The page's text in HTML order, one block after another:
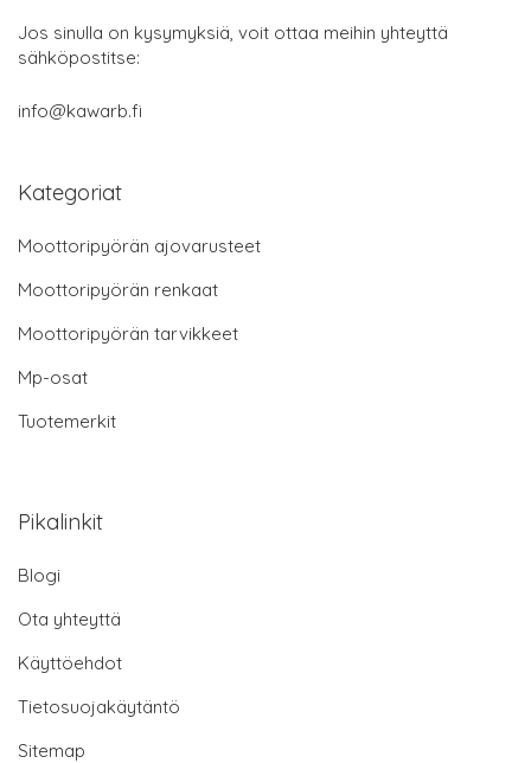
Jos sinulla on kysymyksiä, voit ottaa meihin yhteyttä
sähköpostitse:
info@kawarb.fi
Kategoriat
Moottoripyörän ajovarusteet
Moottoripyörän renkaat
Moottoripyörän tarvikkeet
Mp-osat
Tuotemerkit
Pikalinkit
Blogi
Ota yhteyttä
Käyttöehdot
Tietosuojakäytäntö
Sitemap